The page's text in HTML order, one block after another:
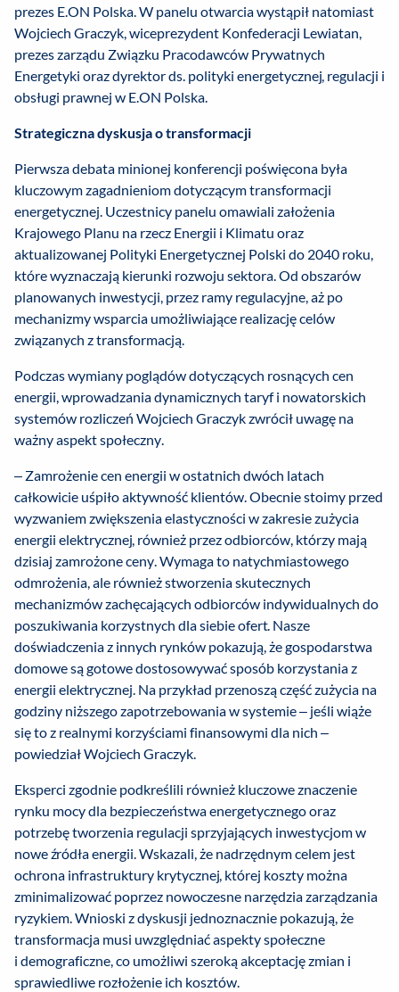
prezes E.ON Polska. W panelu otwarcia wystąpił natomiast
Wojciech Graczyk, wiceprezydent Konfederacji Lewiatan,
prezes zarządu Związku Pracodawców Prywatnych
Energetyki oraz dyrektor ds. polityki energetycznej, regulacji i
obsługi prawnej w E.ON Polska.
Strategiczna dyskusja o transformacji
Pierwsza debata minionej konferencji poświęcona była
kluczowym zagadnieniom dotyczącym transformacji
energetycznej. Uczestnicy panelu omawiali założenia
Krajowego Planu na rzecz Energii i Klimatu oraz
aktualizowanej Polityki Energetycznej Polski do 2040 roku,
które wyznaczają kierunki rozwoju sektora. Od obszarów
planowanych inwestycji, przez ramy regulacyjne, aż po
mechanizmy wsparcia umożliwiające realizację celów
związanych z transformacją.
Podczas wymiany poglądów dotyczących rosnących cen
energii, wprowadzania dynamicznych taryf i nowatorskich
systemów rozliczeń Wojciech Graczyk zwrócił uwagę na
ważny aspekt społeczny.
– Zamrożenie cen energii w ostatnich dwóch latach
całkowicie uśpiło aktywność klientów. Obecnie stoimy przed
wyzwaniem zwiększenia elastyczności w zakresie zużycia
energii elektrycznej, również przez odbiorców, którzy mają
dzisiaj zamrożone ceny. Wymaga to natychmiastowego
odmrożenia, ale również stworzenia skutecznych
mechanizmów zachęcających odbiorców indywidualnych do
poszukiwania korzystnych dla siebie ofert. Nasze
doświadczenia z innych rynków pokazują, że gospodarstwa
domowe są gotowe dostosowywać sposób korzystania z
energii elektrycznej. Na przykład przenoszą część zużycia na
godziny niższego zapotrzebowania w systemie – jeśli wiąże
się to z realnymi korzyściami finansowymi dla nich –
powiedział Wojciech Graczyk.
Eksperci zgodnie podkreślili również kluczowe znaczenie
rynku mocy dla bezpieczeństwa energetycznego oraz
potrzebę tworzenia regulacji sprzyjających inwestycjom w
nowe źródła energii. Wskazali, że nadrzędnym celem jest
ochrona infrastruktury krytycznej, której koszty można
zminimalizować poprzez nowoczesne narzędzia zarządzania
ryzykiem. Wnioski z dyskusji jednoznacznie pokazują, że
transformacja musi uwzględniać aspekty społeczne
i demograficzne, co umożliwi szeroką akceptację zmian i
sprawiedliwe rozłożenie ich kosztów.